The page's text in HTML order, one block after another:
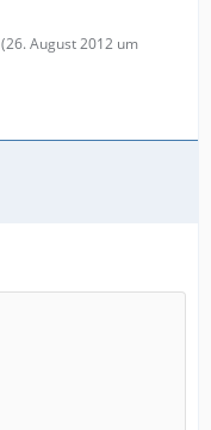
(26. August 2012 um